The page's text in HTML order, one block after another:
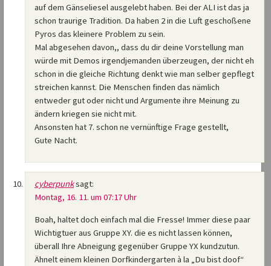
auf dem Gänseliesel ausgelebt haben. Bei der ALI ist das ja
schon traurige Tradition. Da haben 2 in die Luft geschoßene
Pyros das kleinere Problem zu sein.
Mal abgesehen davon,, dass du dir deine Vorstellung man
würde mit Demos irgendjemanden überzeugen, der nicht eh
schon in die gleiche Richtung denkt wie man selber gepflegt
streichen kannst. Die Menschen finden das nämlich
entweder gut oder nicht und Argumente ihre Meinung zu
ändern kriegen sie nicht mit.
Ansonsten hat 7. schon ne vernünftige Frage gestellt,
Gute Nacht.
cyberpunksagt:
Montag, 16. 11. um 07:17 Uhr
Boah, haltet doch einfach mal die Fresse! Immer diese paar
Wichtigtuer aus Gruppe XY. die es nicht lassen können,
überall Ihre Abneigung gegenüber Gruppe YX kundzutun.
Ähnelt einem kleinen Dorfkindergarten à la „Du bist doof“